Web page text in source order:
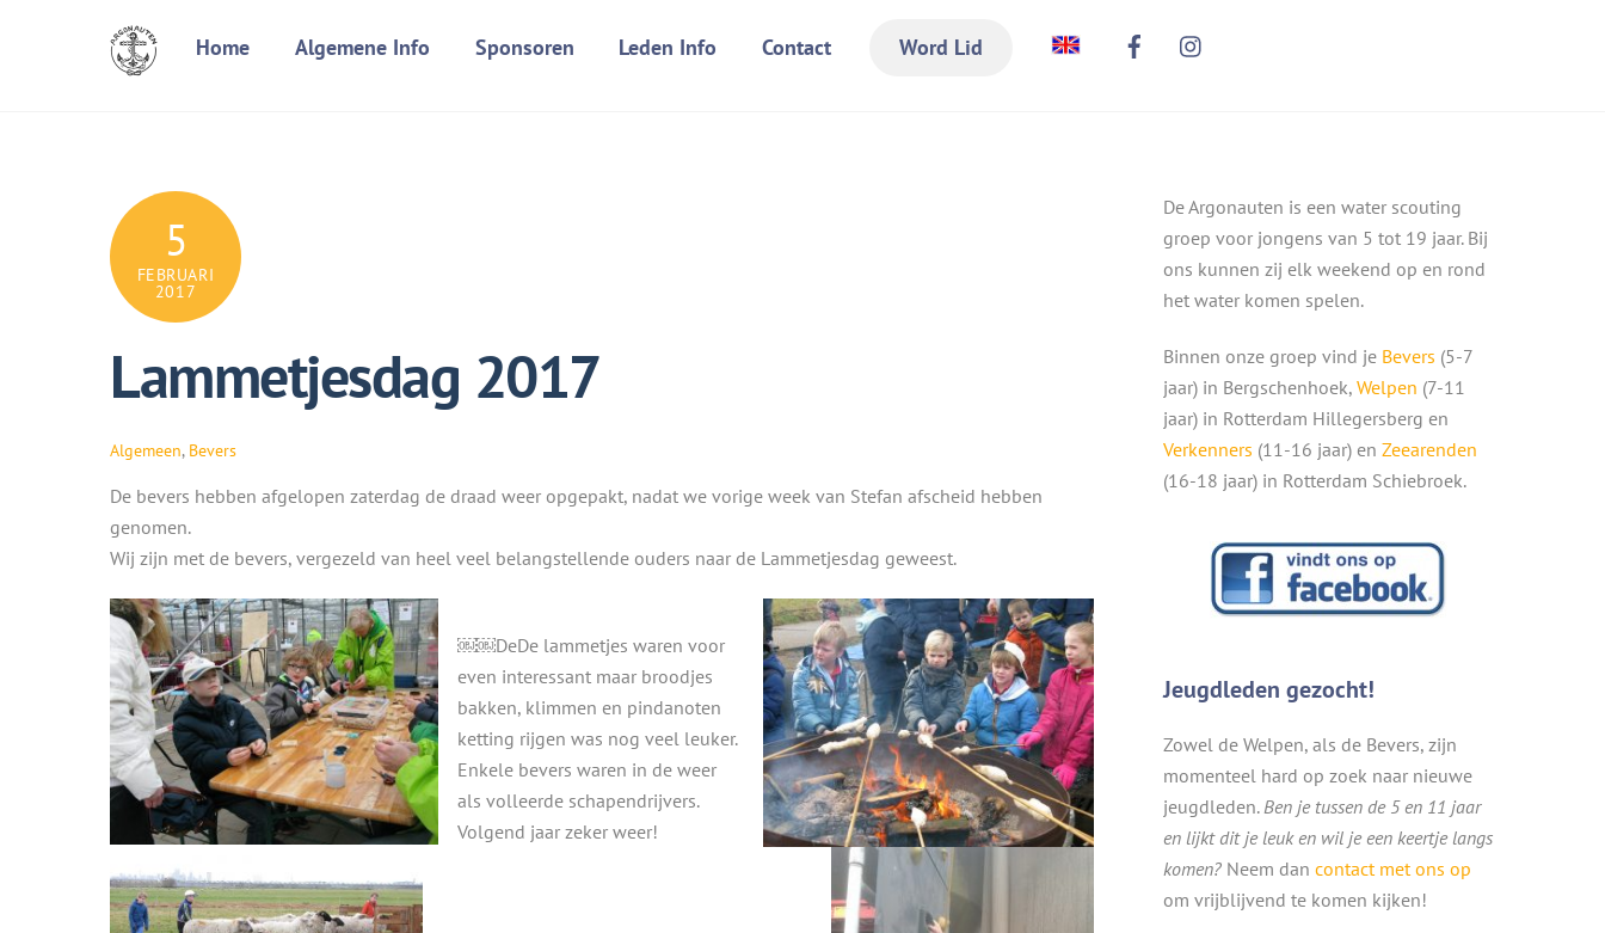
Home Algemene Info Sponsoren Leden Info Contact Word Lid
5
FEBRUARI
2017
Lammetjesdag 2017
Algemeen, Bevers
De bevers hebben afgelopen zaterdag de draad weer opgepakt, nadat we vorige week van Stefan afscheid hebben
genomen.
Wij zijn met de bevers, vergezeld van heel veel belangstellende ouders naar de Lammetjesdag geweest.
￼￼DeDe lammetjes waren voor
even interessant maar broodjes
bakken, klimmen en pindanoten
ketting rijgen was nog veel leuker.
Enkele bevers waren in de weer
als volleerde schapendrijvers.
Volgend jaar zeker weer!
De Argonauten is een water scouting
groep voor jongens van 5 tot 19 jaar. Bij
ons kunnen zij elk weekend op en rond
het water komen spelen.
Binnen onze groep vind je Bevers (5-7
jaar) in Bergschenhoek, Welpen (7-11
jaar) in Rotterdam Hillegersberg en
Verkenners (11-16 jaar) en Zeearenden
(16-18 jaar) in Rotterdam Schiebroek.
Jeugdleden gezocht!
Zowel de Welpen, als de Bevers, zijn
momenteel hard op zoek naar nieuwe
jeugdleden. Ben je tussen de 5 en 11 jaar
en lijkt dit je leuk en wil je een keertje langs
komen?Neem dan contact met ons op
om vrijblijvend te komen kijken!